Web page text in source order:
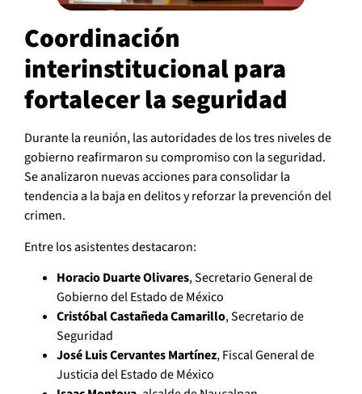
Coordinación
interinstitucional para
fortalecer la seguridad
Durante la reunión, las autoridades de los tres niveles de
gobierno reafirmaron su compromiso con la seguridad.
Se analizaron nuevas acciones para consolidar la
tendencia a la baja en delitos y reforzar la prevención del
crimen.
Entre los asistentes destacaron:
Horacio Duarte Olivares, Secretario General de
Gobierno del Estado de México
Cristóbal Castañeda Camarillo, Secretario de
Seguridad
José Luis Cervantes Martínez, Fiscal General de
Justicia del Estado de México